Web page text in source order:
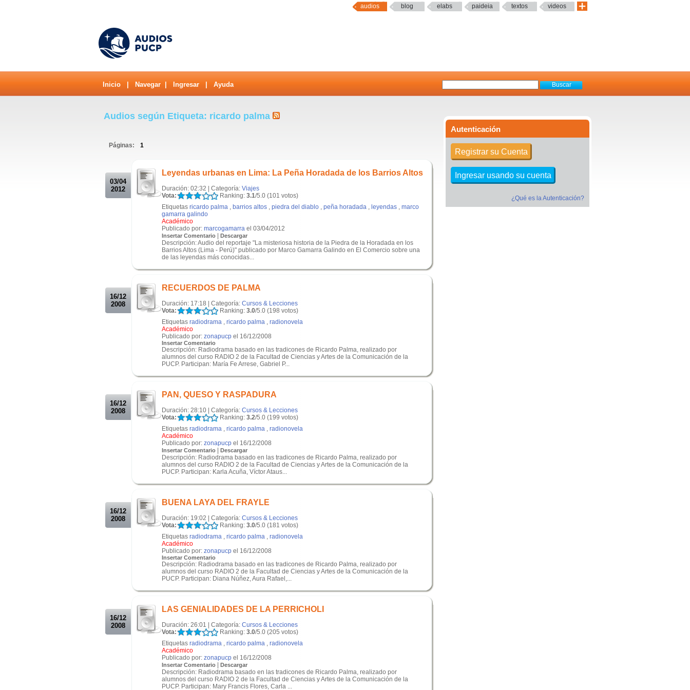
audios blog elabs paideia textos videos
Inicio Navegar Ingresar Ayuda
Autenticación
Registrar su Cuenta
Ingresar usando su cuenta
¿Qué es la Autenticación?
Audios según Etiqueta: ricardo palma
Páginas: 1
03/04
2012
Leyendas urbanas en Lima: La Peña Horadada de los Barrios Altos
Duración: 02:32 | Categoría: Viajes
Vota:
Ranking: 3.1/5.0 (101 votos)
Etiquetas ricardo palma , barrios altos , piedra del diablo , peña horadada , leyendas , marco
gamarra galindo
Académico
Publicado por: marcogamarra el 03/04/2012
Insertar Comentario | Descargar
Descripción: Audio del reportaje "La misteriosa historia de la Piedra de la Horadada en los
Barrios Altos (Lima - Perú)" publicado por Marco Gamarra Galindo en El Comercio sobre una
de las leyendas más conocidas...
16/12
2008
RECUERDOS DE PALMA
Duración: 17:18 | Categoría: Cursos & Lecciones
Vota:
Ranking: 3.0/5.0 (198 votos)
Etiquetas radiodrama , ricardo palma , radionovela
Académico
Publicado por: zonapucp el 16/12/2008
Insertar Comentario
Descripción: Radiodrama basado en las tradicones de Ricardo Palma, realizado por
alumnos del curso RADIO 2 de la Facultad de Ciencias y Artes de la Comunicación de la
PUCP. Participan: María Fe Arrese, Gabriel P...
16/12
2008
PAN, QUESO Y RASPADURA
Duración: 28:10 | Categoría: Cursos & Lecciones
Vota:
Ranking: 3.2/5.0 (199 votos)
Etiquetas radiodrama , ricardo palma , radionovela
Académico
Publicado por: zonapucp el 16/12/2008
Insertar Comentario | Descargar
Descripción: Radiodrama basado en las tradicones de Ricardo Palma, realizado por
alumnos del curso RADIO 2 de la Facultad de Ciencias y Artes de la Comunicación de la
PUCP. Participan: Karla Acuña, Víctor Ataus...
16/12
2008
BUENA LAYA DEL FRAYLE
Duración: 19:02 | Categoría: Cursos & Lecciones
Vota:
Ranking: 3.0/5.0 (181 votos)
Etiquetas radiodrama , ricardo palma , radionovela
Académico
Publicado por: zonapucp el 16/12/2008
Insertar Comentario
Descripción: Radiodrama basado en las tradicones de Ricardo Palma, realizado por
alumnos del curso RADIO 2 de la Facultad de Ciencias y Artes de la Comunicación de la
PUCP. Participan: Diana Núñez, Aura Rafael,...
16/12
2008
LAS GENIALIDADES DE LA PERRICHOLI
Duración: 26:01 | Categoría: Cursos & Lecciones
Vota:
Ranking: 3.0/5.0 (205 votos)
Etiquetas radiodrama , ricardo palma , radionovela
Académico
Publicado por: zonapucp el 16/12/2008
Insertar Comentario | Descargar
Descripción: Radiodrama basado en las tradicones de Ricardo Palma, realizado por
alumnos del curso RADIO 2 de la Facultad de Ciencias y Artes de la Comunicación de la
PUCP. Participan: Mary Francis Flores, Carla ...